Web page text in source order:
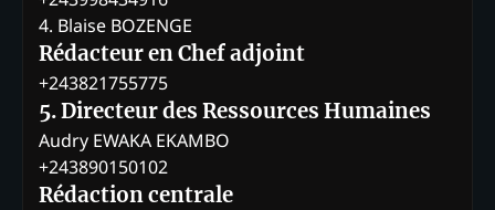
4. Blaise BOZENGE
Rédacteur en Chef adjoint
+243821755775
5. Directeur des Ressources Humaines
Audry EWAKA EKAMBO
+243890150102
Rédaction centrale